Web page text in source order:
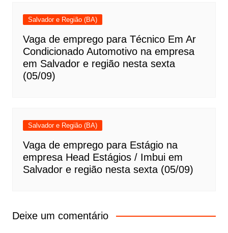
Salvador e Região (BA)
Vaga de emprego para Técnico Em Ar
Condicionado Automotivo na empresa
em Salvador e região nesta sexta
(05/09)
Salvador e Região (BA)
Vaga de emprego para Estágio na
empresa Head Estágios / Imbui em
Salvador e região nesta sexta (05/09)
Deixe um comentário